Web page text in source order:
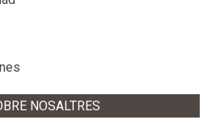
NOSALTRES